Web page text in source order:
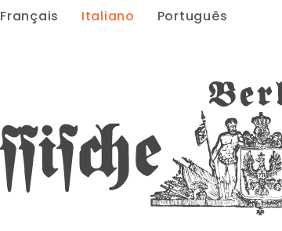
Français Italiano Português